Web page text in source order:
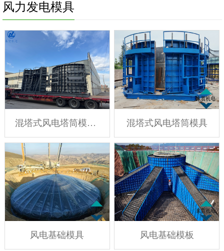
风力发电模具
混塔式风电塔筒模具 风电混塔模具 混塔式风电塔筒模具
风电基础模具 风电基础模板